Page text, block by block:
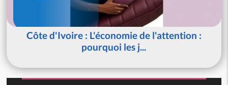
Côte d'Ivoire : L'économie de l'attention :
pourquoi les j...